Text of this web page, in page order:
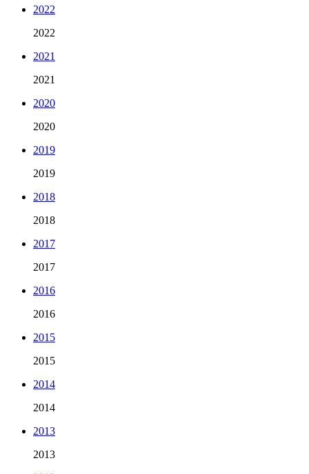
2022
2022
2021
2021
2020
2020
2019
2019
2018
2018
2017
2017
2016
2016
2015
2015
2014
2014
2013
2013